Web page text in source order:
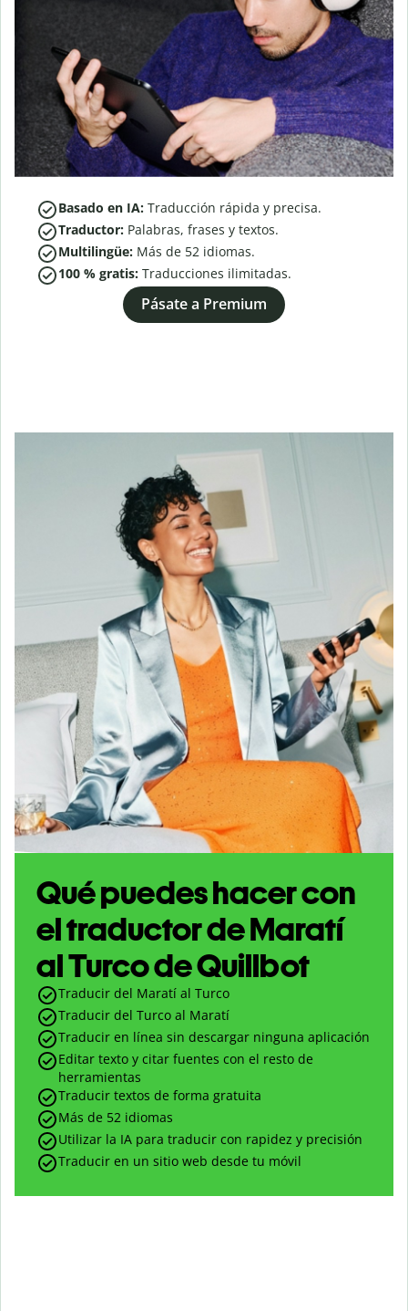
Basado en IA: Traducción rápida y precisa.
Traductor: Palabras, frases y textos.
Multilingüe: Más de 52 idiomas.
100 % gratis: Traducciones ilimitadas.
Pásate a Premium
Qué puedes hacer con
el traductor de Maratí
al Turco de Quillbot
Traducir del Maratí al Turco
Traducir del Turco al Maratí
Traducir en línea sin descargar ninguna aplicación
Editar texto y citar fuentes con el resto de
herramientas
Traducir textos de forma gratuita
Más de 52 idiomas
Utilizar la IA para traducir con rapidez y precisión
Traducir en un sitio web desde tu móvil